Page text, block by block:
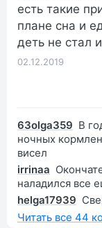
есть такие
плане сна и
деть не стал
02.12.2019
63olga359 В
ночных
висел
irrinaa
наладился все
helga17939
Читать все 44